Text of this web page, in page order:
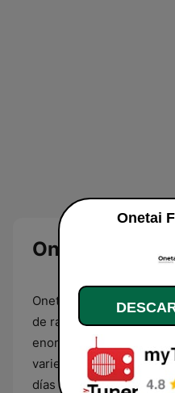
Onetai FM en
Onetai Media Network
de radio de Taiwan
enorgullece de llevar a
variedad de música las
días del año. Desde
Onetai